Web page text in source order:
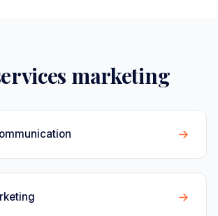
marketing
→
→